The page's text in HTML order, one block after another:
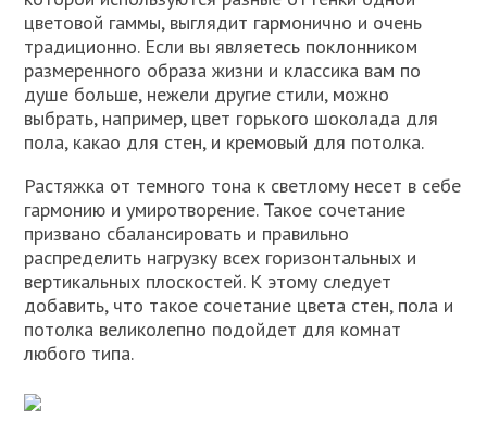
цветовой гаммы, выглядит гармонично и очень
традиционно. Если вы являетесь поклонником
размеренного образа жизни и классика вам по
душе больше, нежели другие стили, можно
выбрать, например, цвет горького шоколада для
пола, какао для стен, и кремовый для потолка.
Растяжка от темного тона к светлому несет в себе
гармонию и умиротворение. Такое сочетание
призвано сбалансировать и правильно
распределить нагрузку всех горизонтальных и
вертикальных плоскостей. К этому следует
добавить, что такое сочетание цвета стен, пола и
потолка великолепно подойдет для комнат
любого типа.